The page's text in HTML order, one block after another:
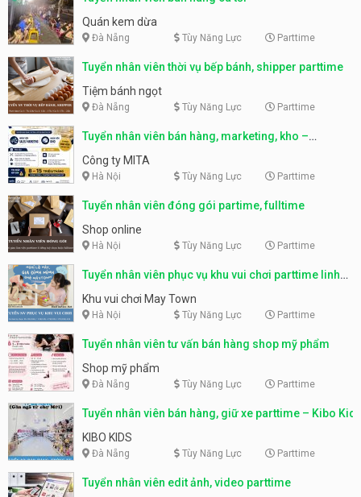
Quán kem dừa
Đà Nẵng Tùy Năng Lực Parttime
Tuyển nhân viên thời vụ bếp bánh, shipper parttime
Tiệm bánh ngọt
Đà Nẵng Tùy Năng Lực Parttime
Tuyển nhân viên bán hàng, marketing, kho –
parttime, fulltime
Công ty MITA
Hà Nội Tùy Năng Lực Parttime
Tuyển nhân viên đóng gói partime, fulltime
Shop online
Hà Nội Tùy Năng Lực Parttime
Tuyển nhân viên phục vụ khu vui chơi parttime linh
động
Khu vui chơi May Town
Hà Nội Tùy Năng Lực Parttime
Tuyển nhân viên tư vấn bán hàng shop mỹ phẩm
Shop mỹ phẩm
Đà Nẵng Tùy Năng Lực Parttime
Tuyển nhân viên bán hàng, giữ xe parttime – Kibo Kid
KIBO KIDS
Đà Nẵng Tùy Năng Lực Parttime
Tuyển nhân viên edit ảnh, video parttime